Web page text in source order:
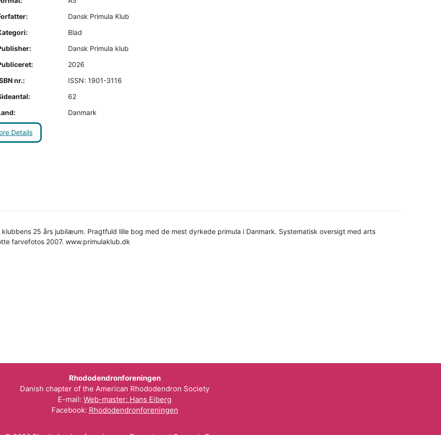
Dansk Primula Klub
Blad
Dansk Primula klub
2026
nr.:
ISSN: 1901-3116
62
Danmark
Details
25 års jubilæum. Pragtfuld lille bog med de mest dyrkede primula i Danmark. Systematisk oversigt med arts
farvefotos 2007. www.primulaklub.dk
Rhododendronforeningen
Danish chapter of the American Rhododendron Society
E-mail: Web-master: Hans Eiberg
Facebook: Rhododendronforeningen